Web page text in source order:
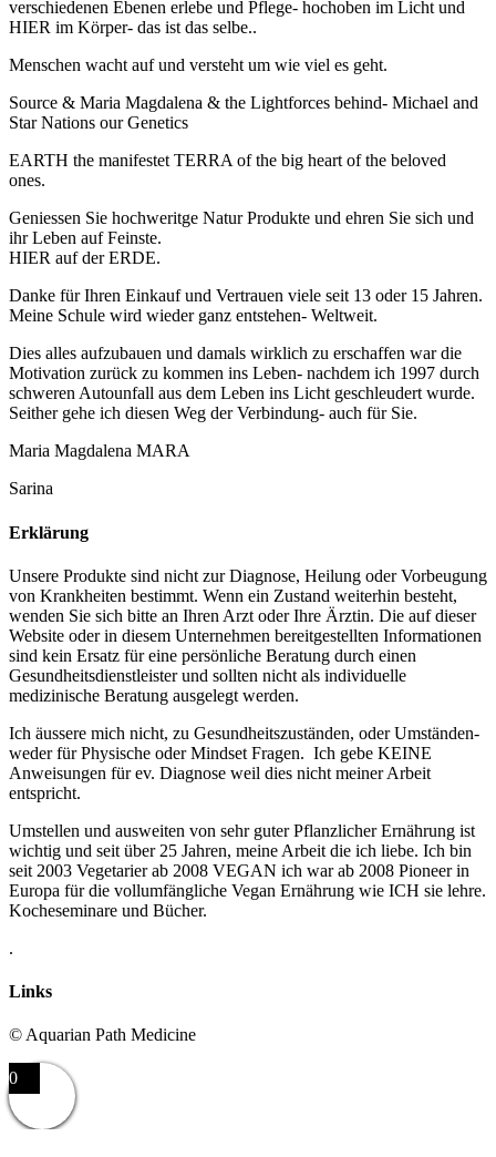
verschiedenen Ebenen erlebe und Pflege- hochoben im Licht und
HIER im Körper- das ist das selbe..
Menschen wacht auf und versteht um wie viel es geht.
Source & Maria Magdalena & the Lightforces behind- Michael and
Star Nations our Genetics
EARTH the manifestet TERRA of the big heart of the beloved
ones.
Geniessen Sie hochweritge Natur Produkte und ehren Sie sich und
ihr Leben auf Feinste.
HIER auf der ERDE.
Danke für Ihren Einkauf und Vertrauen viele seit 13 oder 15 Jahren.
Meine Schule wird wieder ganz entstehen- Weltweit.
Dies alles aufzubauen und damals wirklich zu erschaffen war die
Motivation zurück zu kommen ins Leben- nachdem ich 1997 durch
schweren Autounfall aus dem Leben ins Licht geschleudert wurde.
Seither gehe ich diesen Weg der Verbindung- auch für Sie.
Maria Magdalena MARA
Sarina
Erklärung
Unsere Produkte sind nicht zur Diagnose, Heilung oder Vorbeugung
von Krankheiten bestimmt. Wenn ein Zustand weiterhin besteht,
wenden Sie sich bitte an Ihren Arzt oder Ihre Ärztin. Die auf dieser
Website oder in diesem Unternehmen bereitgestellten Informationen
sind kein Ersatz für eine persönliche Beratung durch einen
Gesundheitsdienstleister und sollten nicht als individuelle
medizinische Beratung ausgelegt werden.
Ich äussere mich nicht, zu Gesundheitszuständen, oder Umständen-
weder für Physische oder Mindset Fragen. Ich gebe KEINE
Anweisungen für ev. Diagnose weil dies nicht meiner Arbeit
entspricht.
Umstellen und ausweiten von sehr guter Pflanzlicher Ernährung ist
wichtig und seit über 25 Jahren, meine Arbeit die ich liebe. Ich bin
seit 2003 Vegetarier ab 2008 VEGAN ich war ab 2008 Pioneer in
Europa für die vollumfängliche Vegan Ernährung wie ICH sie lehre.
Kocheseminare und Bücher.
.
Links
© Aquarian Path Medicine
0